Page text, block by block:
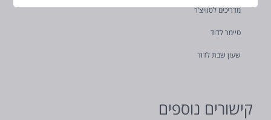
מדריכים לסוויצ’ר
טיימר לדוד
שעון שבת לדוד
קישורים נוספים